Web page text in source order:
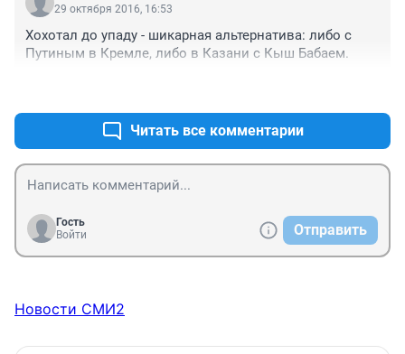
29 октября 2016, 16:53
Хохотал до упаду - шикарная альтернатива: либо с
Путиным в Кремле, либо в Казани с Кыш Бабаем.
Читать все комментарии
Гость
Войти
Отправить
Новости СМИ2